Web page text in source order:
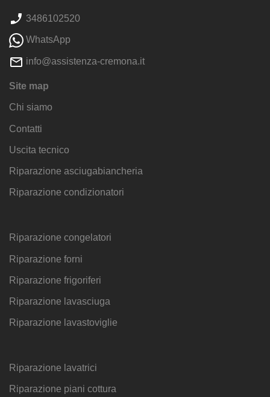
3486102520
WhatsApp
info@assistenza-cremona.it
Site map
Chi siamo
Contatti
Uscita tecnico
Riparazione asciugabiancheria
Riparazione condizionatori
Riparazione congelatori
Riparazione forni
Riparazione frigoriferi
Riparazione lavasciuga
Riparazione lavastoviglie
Riparazione lavatrici
Riparazione piani cottura